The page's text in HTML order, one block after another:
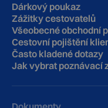
Dárkový poukaz
Zážitky cestovatelů
Všeobecné obchodní
Cestovní pojištění
‍Často kladené dotazy
Jak vybrat poznávací